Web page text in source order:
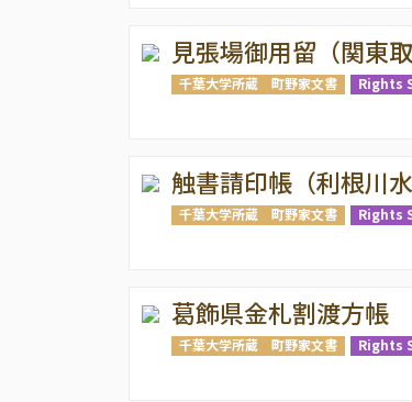
見張場御用留（関東
千葉大学所蔵 町野家文書 Rights
触書請印帳（利根川
千葉大学所蔵 町野家文書 Rights
葛飾県金札割渡方帳
千葉大学所蔵 町野家文書 Rights